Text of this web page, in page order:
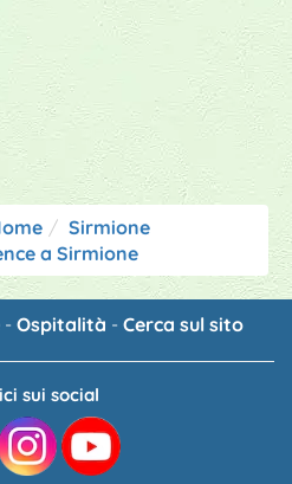
Sirmione
a Sirmione
- Ospitalità - Cerca sul sito
sui social